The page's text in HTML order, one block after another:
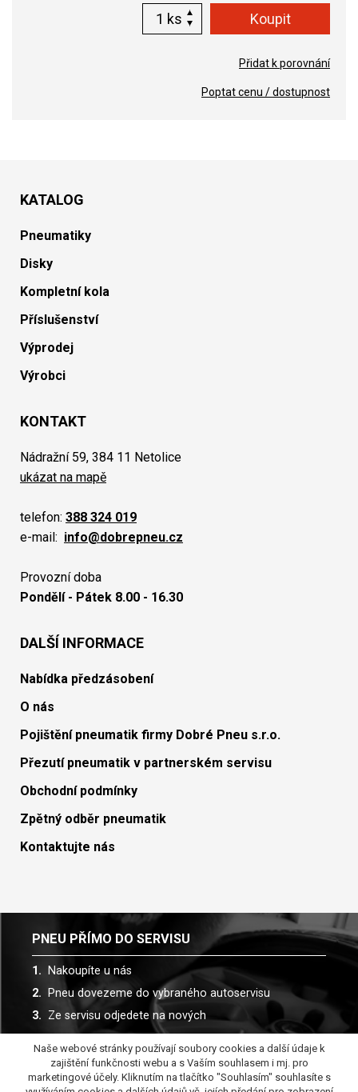
ks
Přidat k porovnání
Poptat cenu / dostupnost
KATALOG
Pneumatiky
Disky
Kompletní kola
Příslušenství
Výprodej
Výrobci
KONTAKT
Nádražní 59, 384 11 Netolice
ukázat na mapě
telefon: 388 324 019
e-mail: info@dobrepneu.cz
Provozní doba
Pondělí - Pátek 8.00 - 16.30
DALŠÍ INFORMACE
Nabídka předzásobení
O nás
Pojištění pneumatik firmy Dobré Pneu s.r.o.
Přezutí pneumatik v partnerském servisu
Obchodní podmínky
Zpětný odběr pneumatik
Kontaktujte nás
PNEU PŘÍMO DO SERVISU
Nakoupíte u nás
Pneu dovezeme do vybraného autoservisu
Ze servisu odjedete na nových
Spolupracujeme s více než 30 autoservisy
Naše webové stránky používají soubory cookies a další údaje k
zajištění funkčnosti webu a s Vaším souhlasem i mj. pro
marketingové účely. Kliknutím na tlačítko "Souhlasím" souhlasíte s